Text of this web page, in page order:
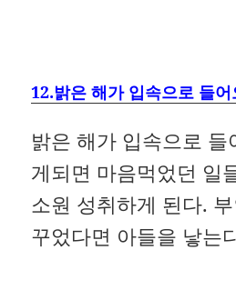
12.밝은 해가 입속으로 들
밝은 해가 입속으로 들
게되면 마음먹었던 일
소원 성취하게 된다.
꾸었다면 아들을 낳는